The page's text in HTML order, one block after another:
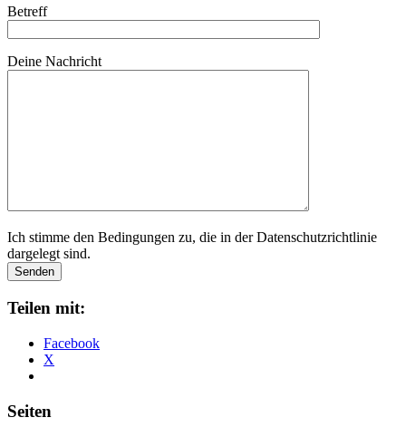
Betreff
Deine Nachricht
Ich stimme den Bedingungen zu, die in der Datenschutzrichtlinie
dargelegt sind.
Teilen mit:
Facebook
X
Seiten